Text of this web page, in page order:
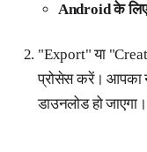
Android के
"Export" या
प्रोसेस करें। आपका
डाउनलोड हो जाएगा।